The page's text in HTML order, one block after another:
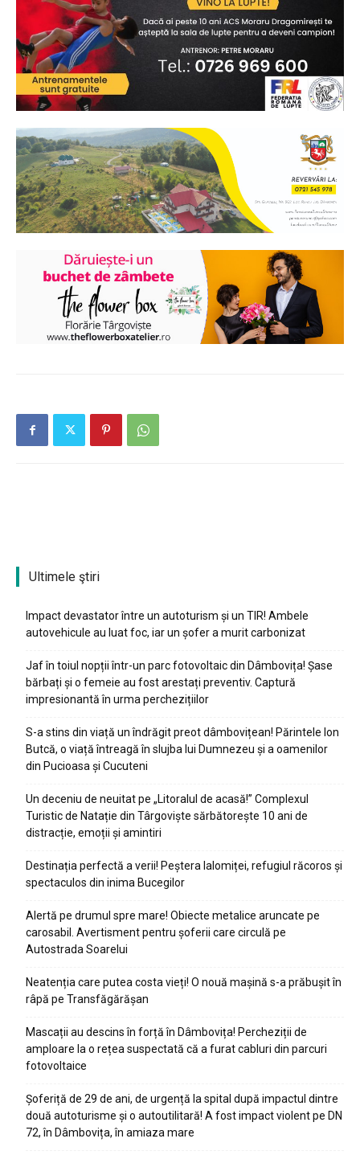
Ultimele ştiri
Impact devastator între un autoturism și un TIR! Ambele
autovehicule au luat foc, iar un șofer a murit carbonizat
Jaf în toiul nopții într-un parc fotovoltaic din Dâmbovița! Șase
bărbați și o femeie au fost arestați preventiv. Captură
impresionantă în urma perchezițiilor
S-a stins din viață un îndrăgit preot dâmbovițean! Părintele Ion
Butcă, o viață întreagă în slujba lui Dumnezeu și a oamenilor
din Pucioasa și Cucuteni
Un deceniu de neuitat pe „Litoralul de acasă!” Complexul
Turistic de Natație din Târgoviște sărbătorește 10 ani de
distracție, emoții și amintiri
Destinația perfectă a verii! Peștera Ialomiței, refugiul răcoros și
spectaculos din inima Bucegilor
Alertă pe drumul spre mare! Obiecte metalice aruncate pe
carosabil. Avertisment pentru șoferii care circulă pe
Autostrada Soarelui
Neatenția care putea costa vieți! O nouă mașină s-a prăbușit în
râpă pe Transfăgărășan
Mascații au descins în forță în Dâmbovița! Percheziții de
amploare la o rețea suspectată că a furat cabluri din parcuri
fotovoltaice
Șoferiță de 29 de ani, de urgență la spital după impactul dintre
două autoturisme și o autoutilitară! A fost impact violent pe DN
72, în Dâmbovița, în amiaza mare